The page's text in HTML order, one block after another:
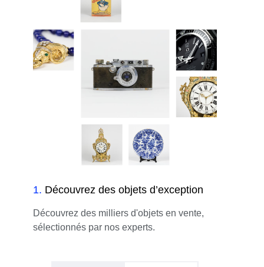
1. Découvrez des objets d’exception
Découvrez des milliers d'objets en vente,
sélectionnés par nos experts.